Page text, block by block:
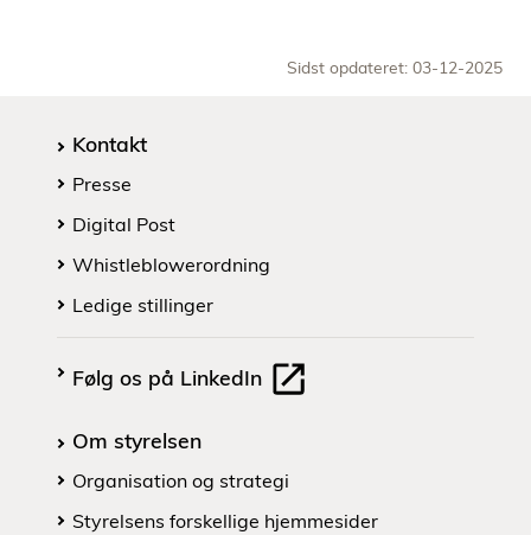
Sidst opdateret: 03-12-2025
Kontakt
Presse
Digital Post
Whistleblowerordning
Ledige stillinger
Følg os på LinkedIn
Om styrelsen
Organisation og strategi
Styrelsens forskellige hjemmesider